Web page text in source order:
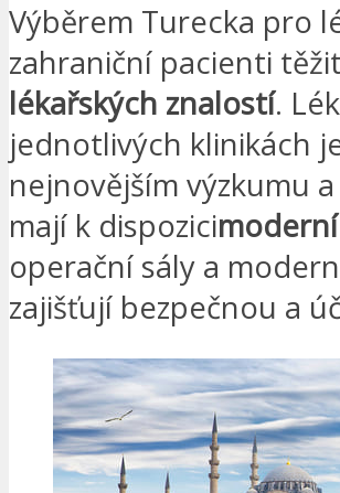
Výběrem Turecka pro
zahraniční pacienti
lékařských znalostí.
jednotlivých klinikách
nejnovějším výzkumu
mají k dispozici
operační sály a
zajišťují bezpečnou a